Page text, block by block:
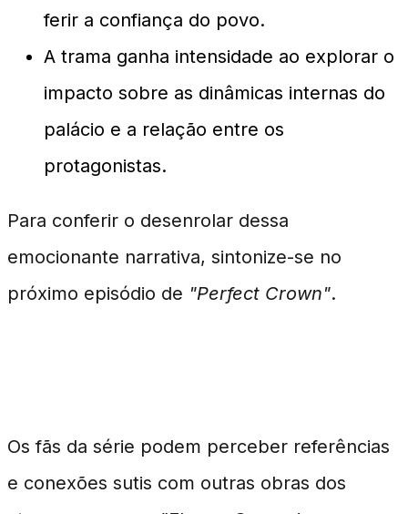
ferir a confiança do povo.
A trama ganha intensidade ao explorar o
impacto sobre as dinâmicas internas do
palácio e a relação entre os
protagonistas.
Para conferir o desenrolar dessa
emocionante narrativa, sintonize-se no
próximo episódio de "Perfect Crown".
Os fãs da série podem perceber referências
e conexões sutis com outras obras dos